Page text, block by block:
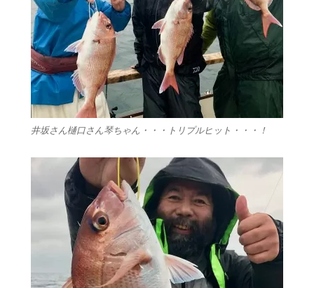
井坂さん樋口さん琴ちゃん・・・トリプルヒット・・・！